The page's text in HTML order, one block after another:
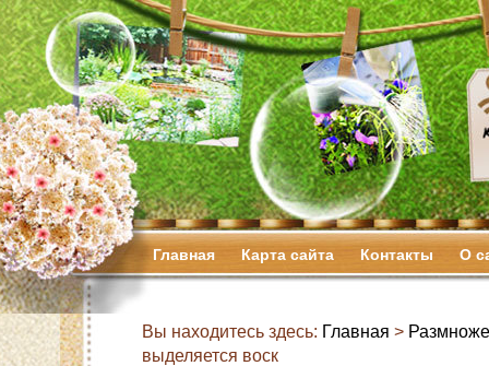
Главная Карта сайта Контакты О
Вы находитесь здесь: Главная >
выделяется воск